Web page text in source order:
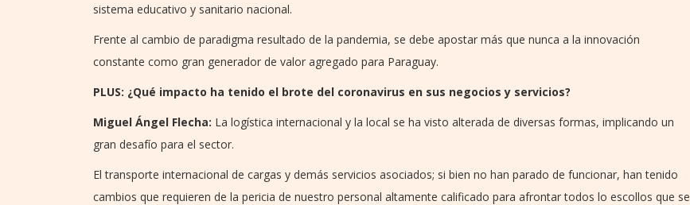
sistema educativo y sanitario nacional.
Frente al cambio de paradigma resultado de la pandemia, se debe apostar más que nunca a la innovación
constante como gran generador de valor agregado para Paraguay.
PLUS: ¿Qué impacto ha tenido el brote del coronavirus en sus negocios y servicios?
Miguel Ángel Flecha: La logística internacional y la local se ha visto alterada de diversas formas, implicando un
gran desafío para el sector.
El transporte internacional de cargas y demás servicios asociados; si bien no han parado de funcionar, han tenido
cambios que requieren de la pericia de nuestro personal altamente calificado para afrontar todos lo escollos que se